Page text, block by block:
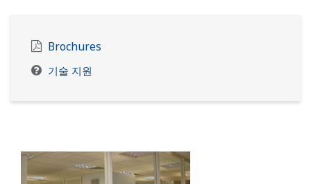
Brochures
기술 지원